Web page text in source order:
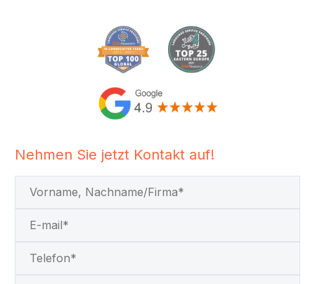
Nehmen Sie jetzt Kontakt auf!